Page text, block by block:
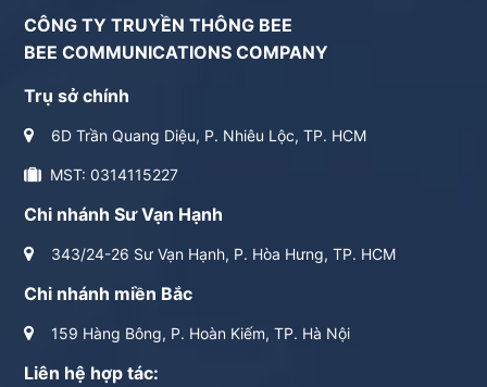
CÔNG TY TRUYỀN THÔNG BEE
BEE COMMUNICATIONS COMPANY
Trụ sở chính
6D Trần Quang Diệu, P. Nhiêu Lộc, TP. HCM
MST: 0314115227
Chi nhánh Sư Vạn Hạnh
343/24-26 Sư Vạn Hạnh, P. Hòa Hưng, TP. HCM
Chi nhánh miền Bắc
159 Hàng Bông, P. Hoàn Kiếm, TP. Hà Nội
Liên hệ hợp tác: